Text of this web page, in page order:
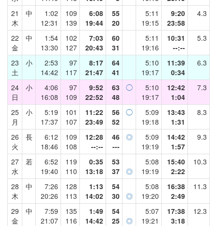
21
木
中
1:02
12:31
109
139
6:08
19:44
55
20
5:11
19:15
9:20
23:58
4.3
22
金
中
1:54
13:30
102
127
7:03
20:43
60
31
5:11
19:16
10:31
--:--
5.3
23
土
小
2:53
14:42
97
117
8:17
21:47
64
41
5:10
19:17
11:39
0:34
6.3
24
日
小
4:06
16:08
97
109
9:52
22:52
63
48
◯
5:10
19:17
12:42
1:04
7.3
25
月
小
5:19
17:37
101
107
11:22
23:49
56
52
◯
5:09
19:18
13:43
1:31
8.3
26
火
長
6:12
18:46
109
108
12:28
--:--
46
---
◎
5:09
19:19
14:42
1:57
9.3
27
水
若
6:52
19:40
119
110
0:35
13:18
53
37
◎
5:08
19:19
15:40
2:22
10.3
28
木
中
7:26
20:26
128
113
1:13
14:02
54
30
◎
5:08
19:20
16:38
2:49
11.3
29
金
中
7:59
21:07
135
116
1:49
14:42
54
25
◎
5:07
19:21
17:38
3:18
12.3